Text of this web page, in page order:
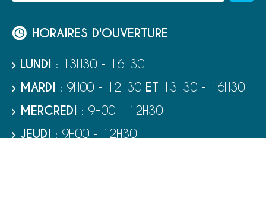
HORAIRES D'OUVERTURE
› LUNDI : 13H30 - 16H30
› MARDI : 9H00 - 12H30 ET 13H30 - 16H30
› MERCREDI : 9H00 - 12H30
› JEUDI : 9H00 - 12H30